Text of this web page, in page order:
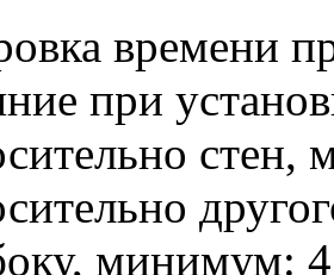
времени
при
минимум: